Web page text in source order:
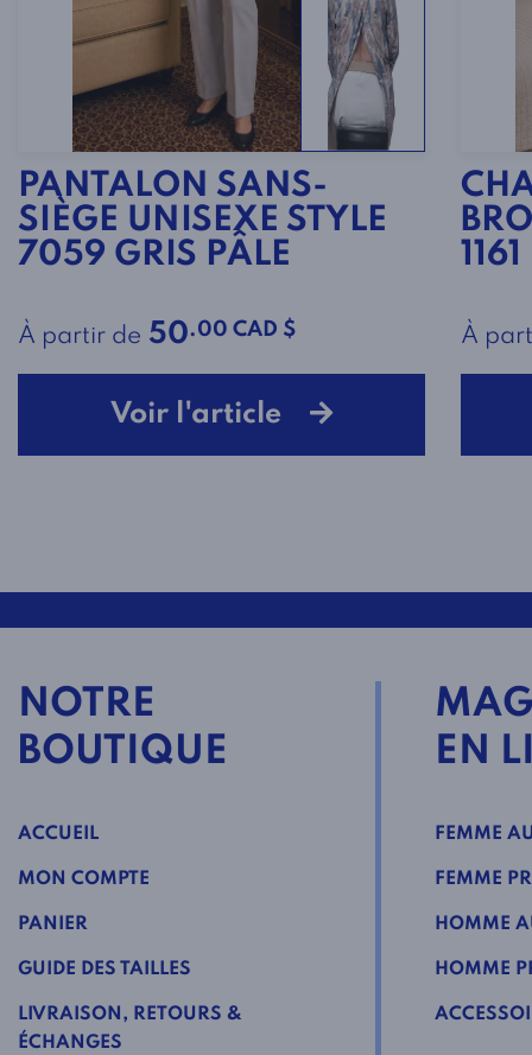
PANTALON SANS-
SIÈGE UNISEXE STYLE
7059 GRIS PÂLE
À partir de 50.00 CAD $
Voir l'article
1161
À
NOTRE
BOUTIQUE
ACCUEIL
MON COMPTE
PANIER
GUIDE DES TAILLES
LIVRAISON, RETOURS &
ÉCHANGES
EN
FEMME
FEMME
HOMME
HOMME